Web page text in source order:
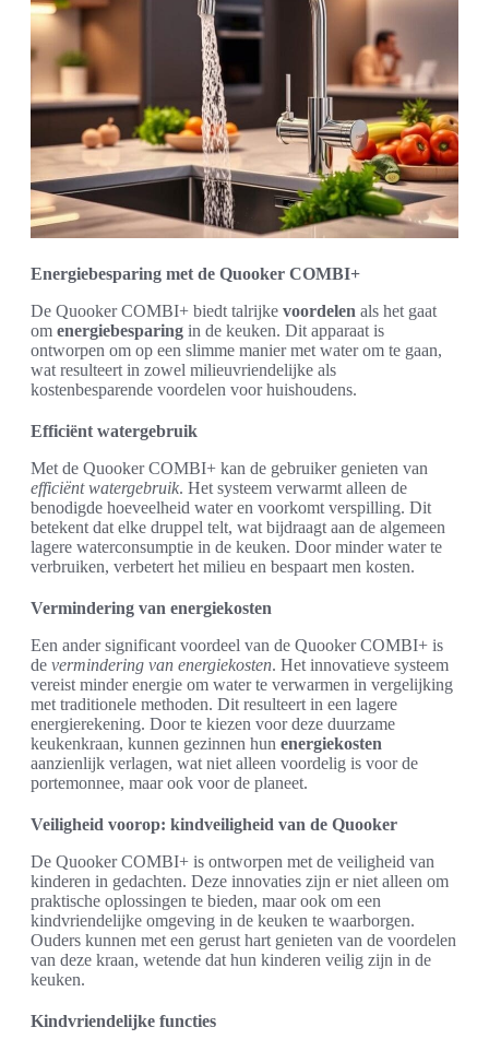
Energiebesparing met de Quooker COMBI+
De Quooker COMBI+ biedt talrijke voordelen als het gaat
om energiebesparing in de keuken. Dit apparaat is
ontworpen om op een slimme manier met water om te gaan,
wat resulteert in zowel milieuvriendelijke als
kostenbesparende voordelen voor huishoudens.
Efficiënt watergebruik
Met de Quooker COMBI+ kan de gebruiker genieten van
efficiënt watergebruik. Het systeem verwarmt alleen de
benodigde hoeveelheid water en voorkomt verspilling. Dit
betekent dat elke druppel telt, wat bijdraagt aan de algemeen
lagere waterconsumptie in de keuken. Door minder water te
verbruiken, verbetert het milieu en bespaart men kosten.
Vermindering van energiekosten
Een ander significant voordeel van de Quooker COMBI+ is
de vermindering van energiekosten. Het innovatieve systeem
vereist minder energie om water te verwarmen in vergelijking
met traditionele methoden. Dit resulteert in een lagere
energierekening. Door te kiezen voor deze duurzame
keukenkraan, kunnen gezinnen hun energiekosten
aanzienlijk verlagen, wat niet alleen voordelig is voor de
portemonnee, maar ook voor de planeet.
Veiligheid voorop: kindveiligheid van de Quooker
De Quooker COMBI+ is ontworpen met de veiligheid van
kinderen in gedachten. Deze innovaties zijn er niet alleen om
praktische oplossingen te bieden, maar ook om een
kindvriendelijke omgeving in de keuken te waarborgen.
Ouders kunnen met een gerust hart genieten van de voordelen
van deze kraan, wetende dat hun kinderen veilig zijn in de
keuken.
Kindvriendelijke functies